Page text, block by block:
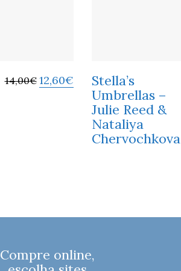
14,00€ 12,60€
Stella’s
Umbrellas –
Julie Reed &
Nataliya
Chervochkova
Compre online,